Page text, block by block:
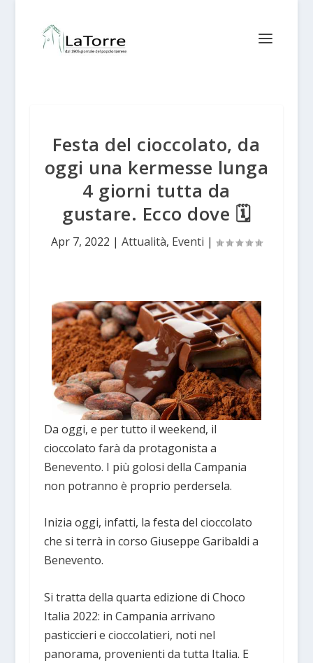
Festa del cioccolato, da
oggi una kermesse lunga
4 giorni tutta da
gustare. Ecco dove 🗓
Apr 7, 2022 | Attualità, Eventi |
Da oggi, e per tutto il weekend, il
cioccolato farà da protagonista a
Benevento. I più golosi della Campania
non potranno è proprio perdersela.
Inizia oggi, infatti, la festa del cioccolato
che si terrà in corso Giuseppe Garibaldi a
Benevento.
Si tratta della quarta edizione di Choco
Italia 2022: in Campania arrivano
pasticcieri e cioccolatieri, noti nel
panorama, provenienti da tutta Italia. E